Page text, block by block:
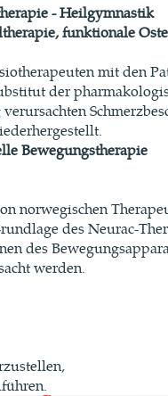
- Heilgymnastik
, funktionale
mit den
der
Bewegungstherapie
norwegischen
des Neurac-
des
werden.